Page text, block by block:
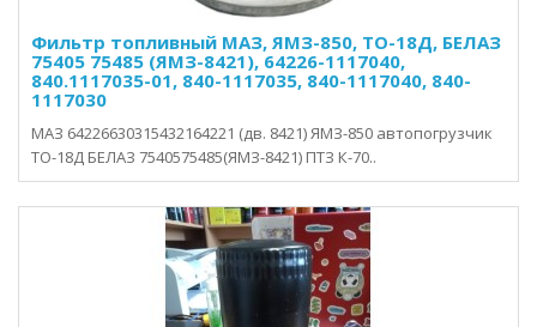
Фильтр топливный МАЗ, ЯМЗ-850, ТО-18Д, БЕЛАЗ
75405 75485 (ЯМЗ-8421), 64226-1117040,
840.1117035-01, 840-1117035, 840-1117040, 840-
1117030
МАЗ 64226630315432164221 (дв. 8421) ЯМЗ-850 автопогрузчик
ТО-18Д БЕЛАЗ 7540575485(ЯМЗ-8421) ПТЗ К-70..